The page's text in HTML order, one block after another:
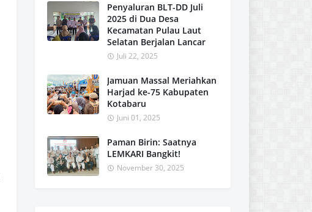
Penyaluran BLT-DD Juli
2025 di Dua Desa
Kecamatan Pulau Laut
Selatan Berjalan Lancar
Juli 22, 2025
Jamuan Massal Meriahkan
Harjad ke-75 Kabupaten
Kotabaru
Juni 01, 2025
Paman Birin: Saatnya
LEMKARI Bangkit!
November 30, 2025